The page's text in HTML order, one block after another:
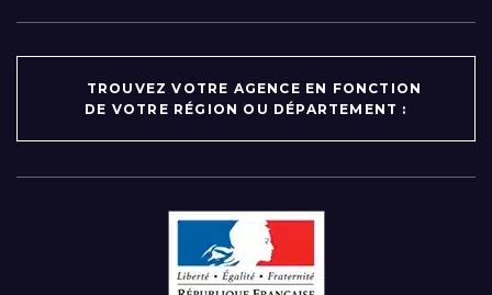
TROUVEZ VOTRE AGENCE EN FONCTION
DE VOTRE RÉGION OU DÉPARTEMENT :
Auvergne-Rhône-Alpes